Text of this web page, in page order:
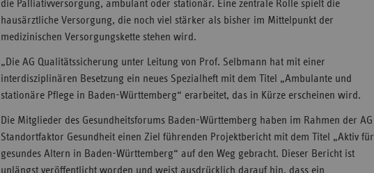
die Palliativversorgung, ambulant oder stationär. Eine zentrale Rolle spielt die
hausärztliche Versorgung, die noch viel stärker als bisher im Mittelpunkt der
medizinischen Versorgungskette stehen wird.
„Die AG Qualitätssicherung unter Leitung von Prof. Selbmann hat mit einer
interdisziplinären Besetzung ein neues Spezialheft mit dem Titel „Ambulante und
stationäre Pflege in Baden-Württemberg“ erarbeitet, das in Kürze erscheinen wird.
Die Mitglieder des Gesundheitsforums Baden-Württemberg haben im Rahmen der AG
Standortfaktor Gesundheit einen Ziel führenden Projektbericht mit dem Titel „Aktiv
gesundes Altern in Baden-Württemberg“ auf den Weg gebracht. Dieser Bericht ist
unlängst veröffentlicht worden und weist ausdrücklich darauf hin, dass ein